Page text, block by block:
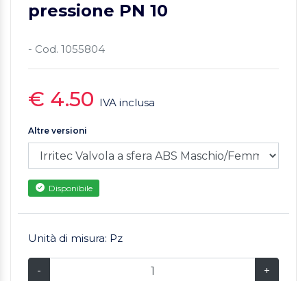
pressione PN 10
- Cod. 1055804
€ 4.50 IVA inclusa
Altre versioni
Disponibile
Unità di misura: Pz
- +